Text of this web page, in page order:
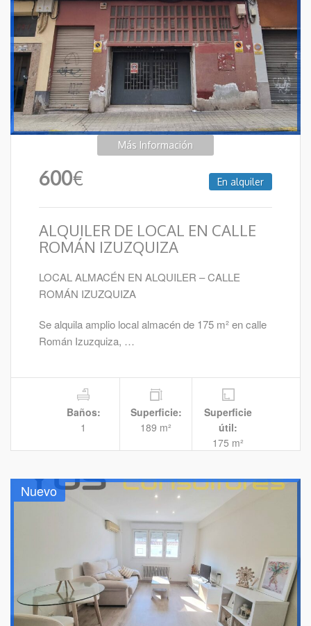
Más Información
600€ En alquiler
ALQUILER DE LOCAL EN CALLE
ROMÁN IZUZQUIZA
LOCAL ALMACÉN EN ALQUILER – CALLE
ROMÁN IZUZQUIZA
Se alquila amplio local almacén de 175 m² en calle
Román Izuzquiza, …
Baños:
1
Superficie:
189 m²
Superficie
útil:
175 m²
Nuevo